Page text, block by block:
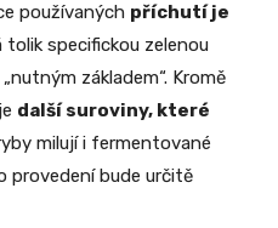
používaných příchutí je
specifickou zelenou
základem“. Kromě
další suroviny, které
milují i fermentované
provedení bude určitě